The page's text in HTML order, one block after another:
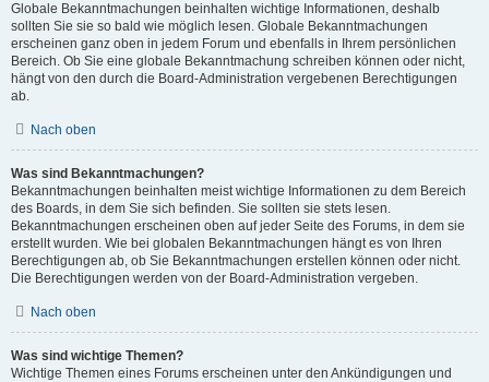
Globale Bekanntmachungen beinhalten wichtige Informationen, deshalb
sollten Sie sie so bald wie möglich lesen. Globale Bekanntmachungen
erscheinen ganz oben in jedem Forum und ebenfalls in Ihrem persönlichen
Bereich. Ob Sie eine globale Bekanntmachung schreiben können oder nicht,
hängt von den durch die Board-Administration vergebenen Berechtigungen
ab.
Nach oben
Was sind Bekanntmachungen?
Bekanntmachungen beinhalten meist wichtige Informationen zu dem Bereich
des Boards, in dem Sie sich befinden. Sie sollten sie stets lesen.
Bekanntmachungen erscheinen oben auf jeder Seite des Forums, in dem sie
erstellt wurden. Wie bei globalen Bekanntmachungen hängt es von Ihren
Berechtigungen ab, ob Sie Bekanntmachungen erstellen können oder nicht.
Die Berechtigungen werden von der Board-Administration vergeben.
Nach oben
Was sind wichtige Themen?
Wichtige Themen eines Forums erscheinen unter den Ankündigungen und